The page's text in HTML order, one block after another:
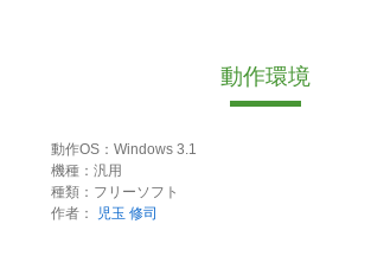
動作環境
動作OS：Windows 3.1
機種：汎用
種類：フリーソフト
作者：
児玉 修司